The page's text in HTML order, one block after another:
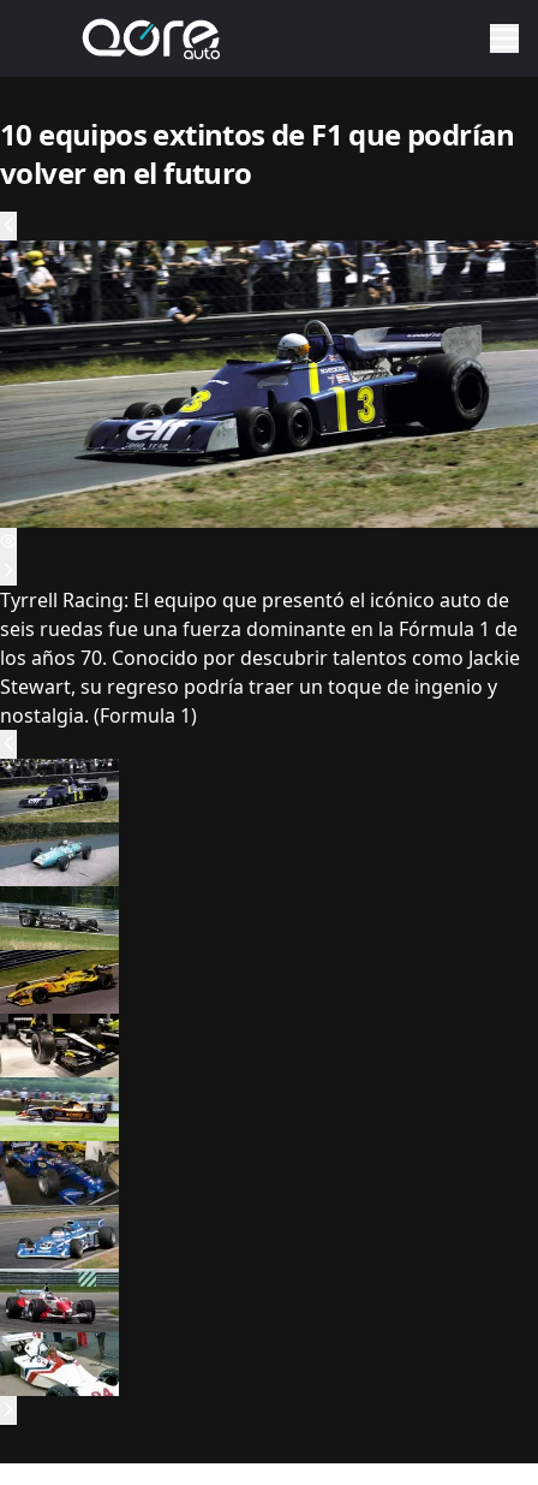
10 equipos extintos de F1 que podrían
volver en el futuro
Tyrrell Racing: El equipo que presentó el icónico auto de
seis ruedas fue una fuerza dominante en la Fórmula 1 de
los años 70. Conocido por descubrir talentos como Jackie
Stewart, su regreso podría traer un toque de ingenio y
nostalgia. (Formula 1)